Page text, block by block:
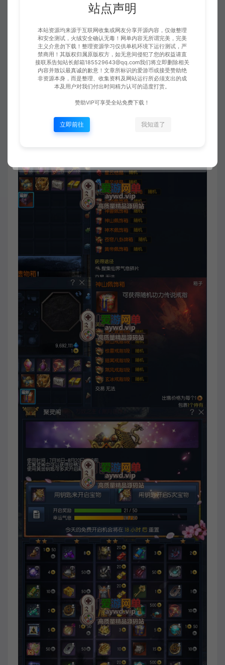
站点声明
本站资源均来源于互联网收集或网友分享开源内容，仅做整理
和安全测试，火绒安全确认无毒！网单内容无所谓完美，完美
主义介意勿下载！整理资源学习仅供单机环境下运行测试，严
禁商用！其版权归属原版权方，如无意间侵犯了您的权益请直
接联系告知站长邮箱185529643@qq.com我们将立即删除相关
内容并致以最真诚的歉意！文章所标识的爱游币或接受赞助绝
非资源本身，而是整理、收集资料及网站运行所必须支出的成
本及用户对我们付出时间精力认可的适度打赏。
赞助VIP可享受全站免费下载！
立即前往 我知道了